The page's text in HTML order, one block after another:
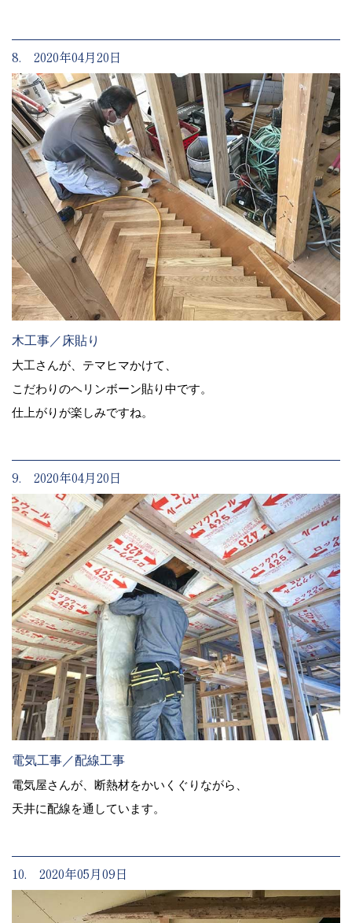
8. 2020年04月20日
木工事／床貼り
大工さんが、テマヒマかけて、
こだわりのヘリンボーン貼り中です。
仕上がりが楽しみですね。
9. 2020年04月20日
電気工事／配線工事
電気屋さんが、断熱材をかいくぐりながら、
天井に配線を通しています。
10. 2020年05月09日